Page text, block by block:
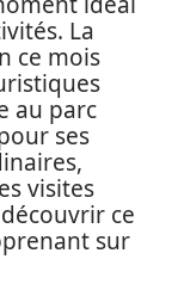
La
ce mois
au parc
ses
visites
ce
sur